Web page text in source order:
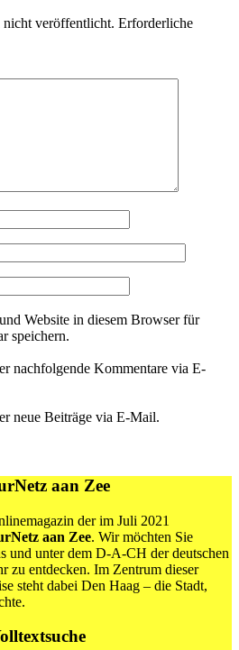
veröffentlicht. Erforderliche
Website in diesem Browser für
speichern.
nachfolgende Kommentare via E-
neue Beiträge via E-Mail.
aan Zee
der im Juli 2021
aan Zee. Wir möchten Sie
und unter dem D-A-CH der deutschen
zu entdecken. Im Zentrum dieser
steht dabei Den Haag – die Stadt,